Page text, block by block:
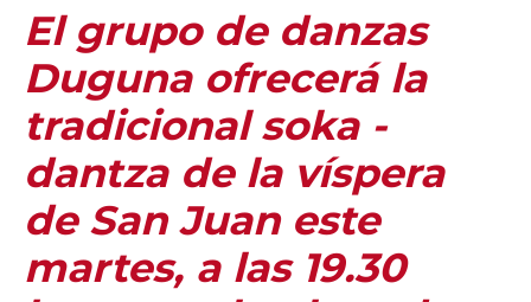
El grupo de danzas
Duguna ofrecerá la
tradicional soka -
dantza de la víspera
de San Juan este
martes, a las 19.30